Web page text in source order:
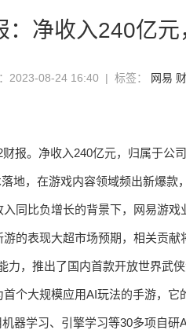
：净收入240亿
2023-08-24 16:40 | 标签： 网易
报。净收入240亿元，归属于公
地，在游戏内容领域频出新爆款
同比负增长的背景下，网易游
的表现大超市场预期，相关贡献
力，推出了国内首款开放世界武
个大规模应用AI玩法的手游，
器学习、引擎学习等30多项自